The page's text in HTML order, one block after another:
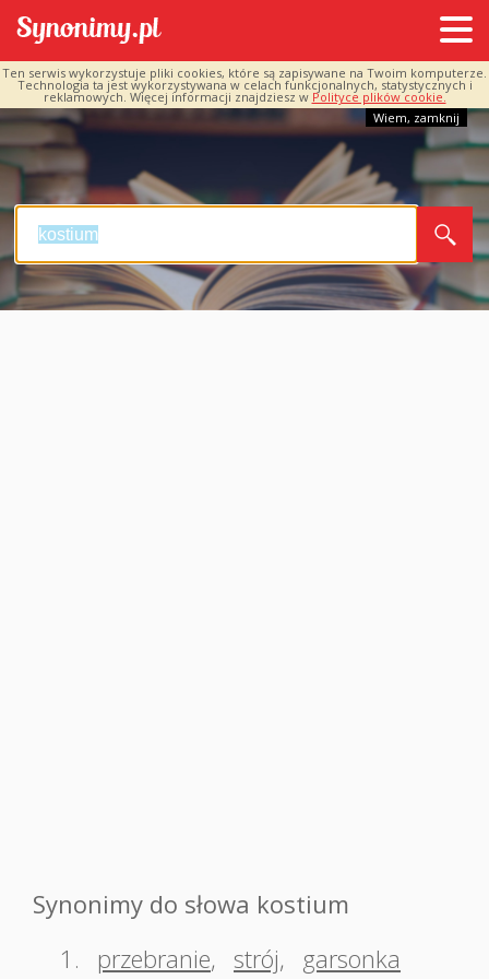
Ten serwis wykorzystuje pliki cookies, które są zapisywane na Twoim komputerze.
Technologia ta jest wykorzystywana w celach funkcjonalnych, statystycznych i
reklamowych. Więcej informacji znajdziesz w Polityce plików cookie.
Wiem, zamknij
Synonimy do słowa kostium
1.
przebranie, strój, garsonka